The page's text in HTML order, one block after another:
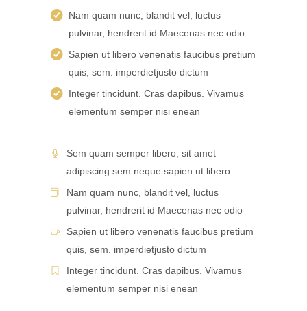
Nam quam nunc, blandit vel, luctus
pulvinar, hendrerit id Maecenas nec odio
Sapien ut libero venenatis faucibus pretium
quis, sem. imperdietjusto dictum
Integer tincidunt. Cras dapibus. Vivamus
elementum semper nisi enean
Sem quam semper libero, sit amet
adipiscing sem neque sapien ut libero
Nam quam nunc, blandit vel, luctus
pulvinar, hendrerit id Maecenas nec odio
Sapien ut libero venenatis faucibus pretium
quis, sem. imperdietjusto dictum
Integer tincidunt. Cras dapibus. Vivamus
elementum semper nisi enean